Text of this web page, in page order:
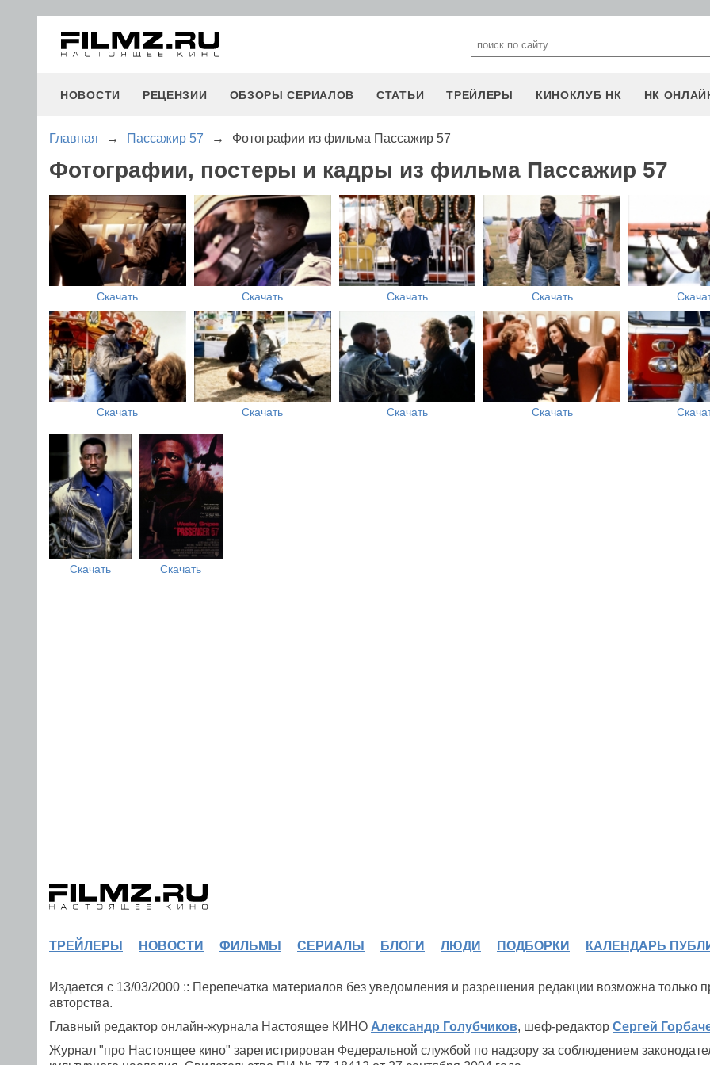
НОВОСТИ РЕЦЕНЗИИ ОБЗОРЫ СЕРИАЛОВ СТАТЬИ ТРЕЙЛЕРЫ КИНОКЛУБ НК НК
Главная → Пассажир 57 → Фотографии из фильма Пассажир 57
Фотографии, постеры и кадры из фильма Пассажир 57
Скачать Скачать Скачать Скачать
Скачать Скачать Скачать Скачать
Скачать Скачать
ТРЕЙЛЕРЫ НОВОСТИ ФИЛЬМЫ СЕРИАЛЫ БЛОГИ ЛЮДИ ПОДБОРКИ КАЛЕНДАРЬ
Издается с 13/03/2000 :: Перепечатка материалов без уведомления и разрешения редакции возможна только
авторства.
Главный редактор онлайн-журнала Настоящее КИНО Александр Голубчиков, шеф-редактор Сергей
Журнал "про Настоящее кино" зарегистрирован Федеральной службой по надзору за соблюдением